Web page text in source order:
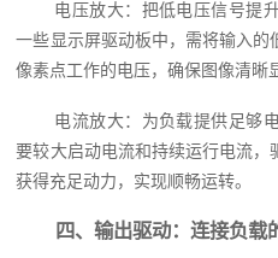
电压放大：把低电压信号提
一些显示屏驱动板中，需将输入
像素点工作的电压，确保图像清晰
电流放大：为负载提供足够
要较大启动电流和持续运行电流
获得充足动力，实现顺畅运转。
四、输出驱动：连接负载